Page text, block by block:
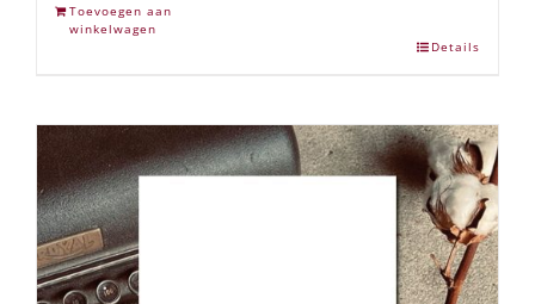
Toevoegen aan
winkelwagen
Details